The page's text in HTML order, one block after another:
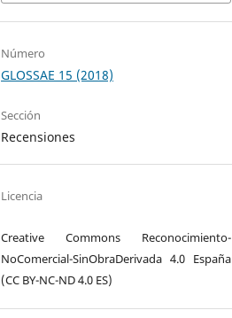
Número
GLOSSAE 15 (2018)
Sección
Recensiones
Licencia
Creative Commons Reconocimiento-
NoComercial-SinObraDerivada 4.0 España
(CC BY-NC-ND 4.0 ES)